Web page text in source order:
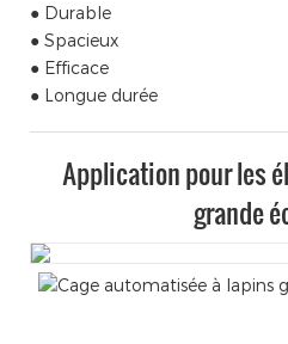
● Durable
● Spacieux
● Efficace
● Longue durée
Application pour les
grande